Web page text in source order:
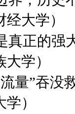
大学）
真正的强
学）
量”吞没
）